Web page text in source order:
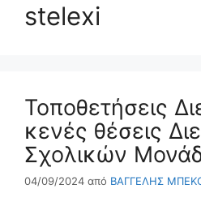
stelexi
Τοποθετήσεις
κενές θέσεις
Σχολικών
04/09/2024 από ΒΑΓΓΕΛΗΣ